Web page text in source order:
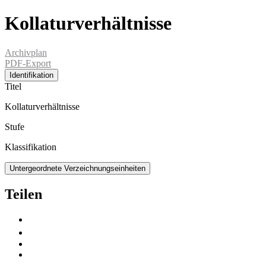
Kollaturverhältnisse
Archivplan
PDF-Export
Identifikation
Titel
Kollaturverhältnisse
Stufe
Klassifikation
Untergeordnete Verzeichnungseinheiten
Teilen